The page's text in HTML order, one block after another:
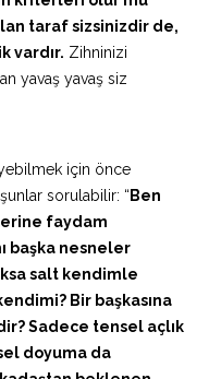
taraf sizsinizdir de,
vardır. Zihninizi
yavaş yavaş siz
için önce
sorulabilir: “ Ben
faydam
başka nesneler
salt kendimle
Bir başkasına
Sadece tensel açlık
doyuma da